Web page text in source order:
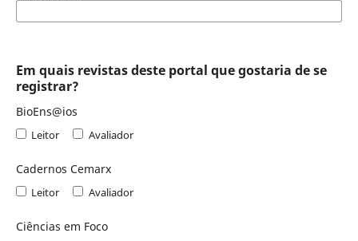
Em quais revistas deste portal que gostaria de se
registrar?
BioEns@ios
Leitor Avaliador
Cadernos Cemarx
Leitor Avaliador
Ciências em Foco